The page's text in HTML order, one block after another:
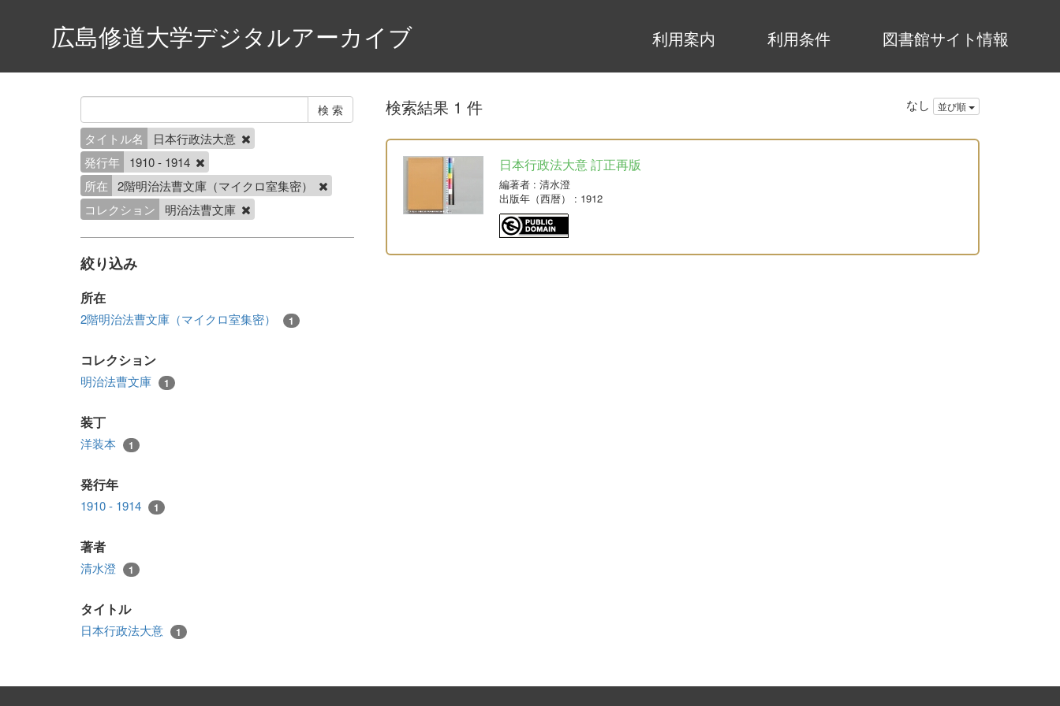
利用案内 利用条件 図書館サイト情報
広島修道大学デジタルアーカイブ
タイトル名
日本行政法大意
発行年
1910 - 1914
所在
2階明治法曹文庫（マイクロ室集密）
コレクション
明治法曹文庫
絞り込み
所在
2階明治法曹文庫（マイクロ室集密） 1
コレクション
明治法曹文庫 1
装丁
洋装本 1
発行年
1910 - 1914 1
著者
清水澄 1
タイトル
日本行政法大意 1
検索結果 1 件 なし 並び順
日本行政法大意 訂正再版
編著者: 清水澄
出版年（西暦）
: 1912